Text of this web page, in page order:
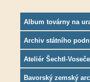
Album továrny na
Archiv státního
Ateliér Šechtl-
Bavorský zemský